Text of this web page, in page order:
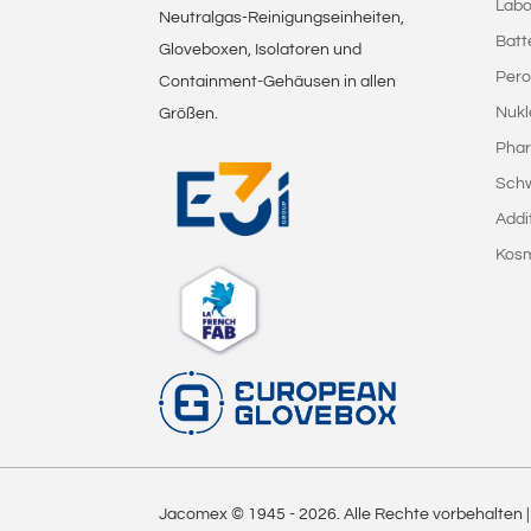
Neutralgas-Reinigungseinheiten,
Gloveboxen, Isolatoren und
Containment-Gehäusen in allen
Größen.
Jacomex © 1945 -2026. Alle Rechte vorbehalten